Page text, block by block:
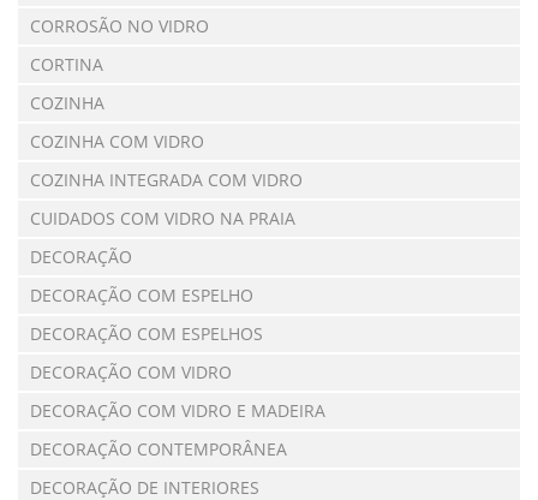
CORROSÃO NO VIDRO
CORTINA
COZINHA
COZINHA COM VIDRO
COZINHA INTEGRADA COM VIDRO
CUIDADOS COM VIDRO NA PRAIA
DECORAÇÃO
DECORAÇÃO COM ESPELHO
DECORAÇÃO COM ESPELHOS
DECORAÇÃO COM VIDRO
DECORAÇÃO COM VIDRO E MADEIRA
DECORAÇÃO CONTEMPORÂNEA
DECORAÇÃO DE INTERIORES